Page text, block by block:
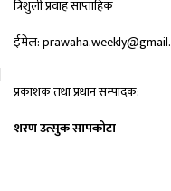
त्रिशुली प्रवाह साप्ताहिक
ईमेल:
प्रकाशक तथा प्रधान सम्पादक:
शरण उत्सुक सापकोटा